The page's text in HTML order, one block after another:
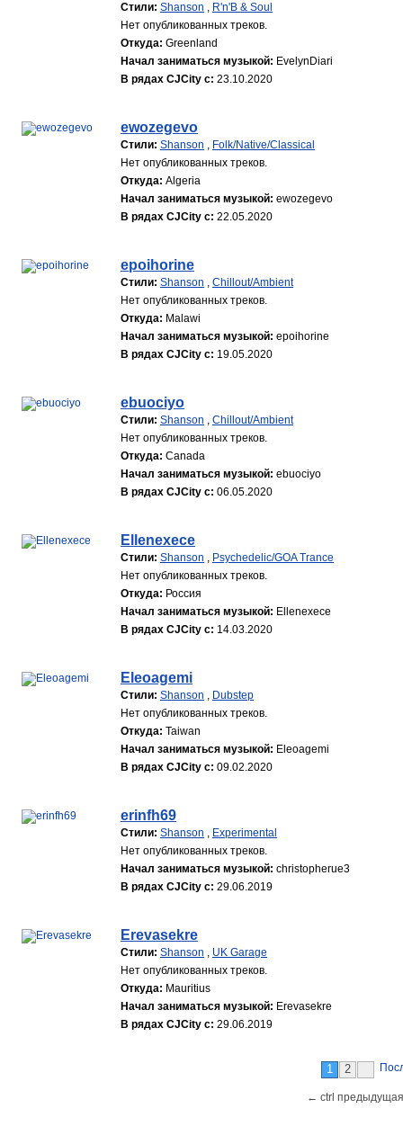
Стили: Shanson , R'n'B & Soul
Нет опубликованных треков.
Откуда: Greenland
Начал заниматься музыкой: EvelynDiari
В рядах CJCity с: 23.10.2020
ewozegevo
Стили: Shanson , Folk/Native/Classical
Нет опубликованных треков.
Откуда: Algeria
Начал заниматься музыкой: ewozegevo
В рядах CJCity с: 22.05.2020
epoihorine
Стили: Shanson , Chillout/Ambient
Нет опубликованных треков.
Откуда: Malawi
Начал заниматься музыкой: epoihorine
В рядах CJCity с: 19.05.2020
ebuociyo
Стили: Shanson , Chillout/Ambient
Нет опубликованных треков.
Откуда: Canada
Начал заниматься музыкой: ebuociyo
В рядах CJCity с: 06.05.2020
Ellenexece
Стили: Shanson , Psychedelic/GOA Trance
Нет опубликованных треков.
Откуда: Россия
Начал заниматься музыкой: Ellenexece
В рядах CJCity с: 14.03.2020
Eleoagemi
Стили: Shanson , Dubstep
Нет опубликованных треков.
Откуда: Taiwan
Начал заниматься музыкой: Eleoagemi
В рядах CJCity с: 09.02.2020
erinfh69
Стили: Shanson , Experimental
Нет опубликованных треков.
Начал заниматься музыкой: christopherue3
В рядах CJCity с: 29.06.2019
Erevasekre
Стили: Shanson , UK Garage
Нет опубликованных треков.
Откуда: Mauritius
Начал заниматься музыкой: Erevasekre
В рядах CJCity с: 29.06.2019
1 2
← ctrl